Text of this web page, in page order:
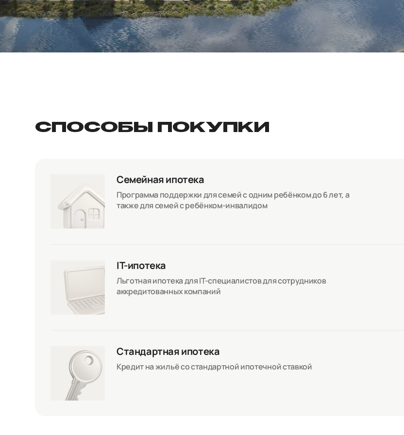
СПОСОБЫ ПОКУПКИ
Семейная ипотека
Программа поддержки для семей с одним ребёнком до 6 лет, а
также для семей с ребёнком-инвалидом
IT-ипотека
Льготная ипотека для IT-специалистов для сотрудников
аккредитованных компаний
Стандартная ипотека
Кредит на жильё со стандартной ипотечной ставкой